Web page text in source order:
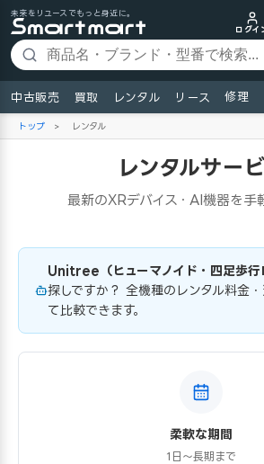
未来をリユースでもっと身近に。
ログイ
中古販売 買取 レンタル リース 修理
トップ > レンタル
レンタルサー
最新のXRデバイス・AI機器を手
Unitree（ヒューマノイド・四足歩行
探しですか？ 全機種のレンタル料金
て比較できます。
柔軟な期間
1日〜長期まで